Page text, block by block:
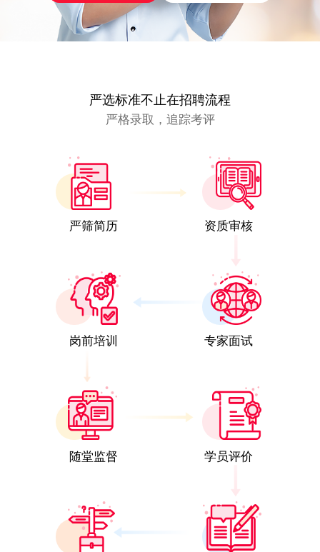
严选标准不止在招聘流程
严格录取，追踪考评
严筛简历 资质审核
专家面试
岗前培训
随堂监督 学员评价